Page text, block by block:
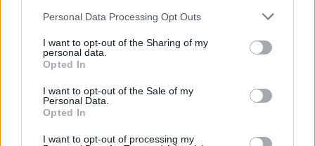
Please note that this website/app uses one or more Google
not limited to your visit or usage behaviour. You may click to
grant or deny consent to Google and its third-party tags to
use your data for below specified purposes in below Google
consent section.
Personal Data Processing Opt Outs
I want to opt-out of the Sharing of my
personal data.
Opted In
I want to opt-out of the Sale of my
Personal Data.
Opted In
I want to opt-out of processing my
Zubreczki Dávid•2009. április 22.